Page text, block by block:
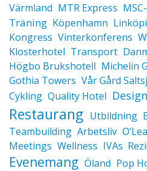
Värmland MTR Express
Träning Köpenhamn
Kongress Vinterkonferens
Klosterhotel Transport
Högbo Brukshotell Michelin
Gothia Towers Vår Gård
Cykling Quality Hotel Design
Restaurang Utbildning
Teambuilding Arbetsliv
Meetings Wellness IVAs
Evenemang Öland Pop